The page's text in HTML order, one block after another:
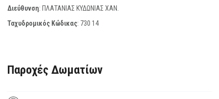
Διεύθυνση: ΠΛΑΤΑΝΙΑΣ ΚΥΔΩΝΙΑΣ ΧΑΝ.
Ταχυδρομικός Κώδικας: 730 14
Παροχές Δωματίων